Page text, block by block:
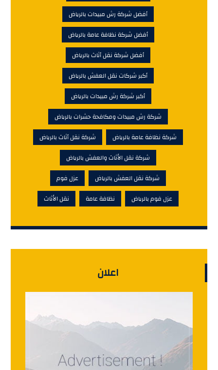
أفضل شركة رش مبيدات بالرياض
أفضل شركة نظافة عامة بالرياض
أفضل شركة نقل أثاث بالرياض
أكبر شركات نقل العفش بالرياض
أكبر شركة رش مبيدات بالرياض
شركة رش مبيدات ومكافحة حشرات بالرياض
شركة نظافة عامة بالرياض
شركة نقل أثاث بالرياض
شركة نقل الأثاث والعفش بالرياض
شركة نقل العفش بالرياض
عزل فوم
عزل فوم بالرياض
نظافة عامة نقل الأثاث
اعلان